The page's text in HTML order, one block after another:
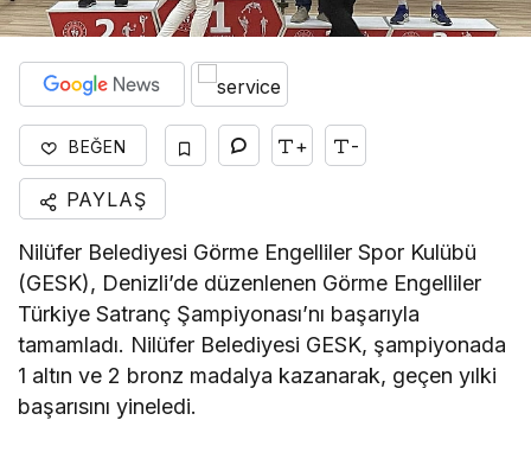
BEĞEN + -
PAYLAŞ
Nilüfer Belediyesi Görme Engelliler Spor Kulübü
(GESK), Denizli’de düzenlenen Görme Engelliler
Türkiye Satranç Şampiyonası’nı başarıyla
tamamladı. Nilüfer Belediyesi GESK, şampiyonada
1 altın ve 2 bronz madalya kazanarak, geçen yılki
başarısını yineledi.